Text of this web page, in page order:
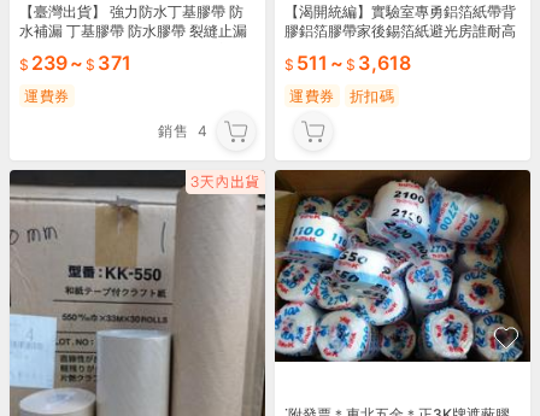
【臺灣出貨】 強力防水丁基膠帶 防
水補漏 丁基膠帶 防水膠帶 裂縫止漏
HC239~ 371
運費券
銷售 4
【渴開統編】實驗室專勇鋁箔紙帶背
膠鋁箔膠帶家後錫箔紙避光房誰耐高
511 ~ 3,618
運費券 折扣碼